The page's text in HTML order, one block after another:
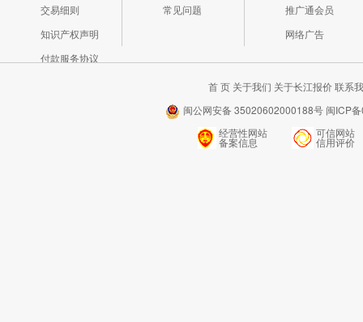
交易细则
知识产权声明
付款服务协议
常见问题
推广通会员
网络广告
首 页 关于我们 关于长江报价 联系
闽公网安备 35020602000188号 闽ICP
经营性网站
备案信息
可信网站
信用评价